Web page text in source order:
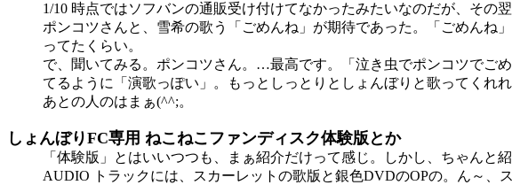
1/10 時点ではソフバンの通販受け付けてなかったみたいなのだが、その
ポンコツさんと、雪希の歌う「ごめんね」が期待であった。「ごめん
ってたくらい。
で、聞いてみる。ポンコツさん。…最高です。「泣き虫でポンコツでご
てるように「演歌っぽい」。もっとしっとりとしょんぼりと歌ってくれ
あとの人のはまぁ(^^;。
しょんぼりFC専用 ねこねこファンディスク体験版とか
「体験版」とはいいつつも、まぁ紹介だけって感じ。しかし、ちゃんと
AUDIO トラックには、スカーレットの歌版と銀色DVDのOPの。ん～、